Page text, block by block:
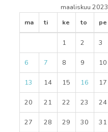
maaliskuu 2023
ma
ti ke to pe
1 2 3
6 7 8 9 10
13 14 15 16 17
20 21 22 23 24
27 28 29 30
31